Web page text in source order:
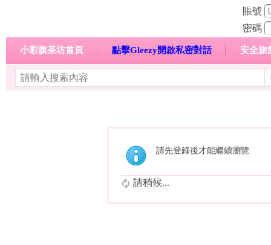
賬號
密碼
小彩旗茶坊首頁 點擊Gleezy開啟私密對話 安全旅
請先登錄後才能繼續瀏覽
請稍候...